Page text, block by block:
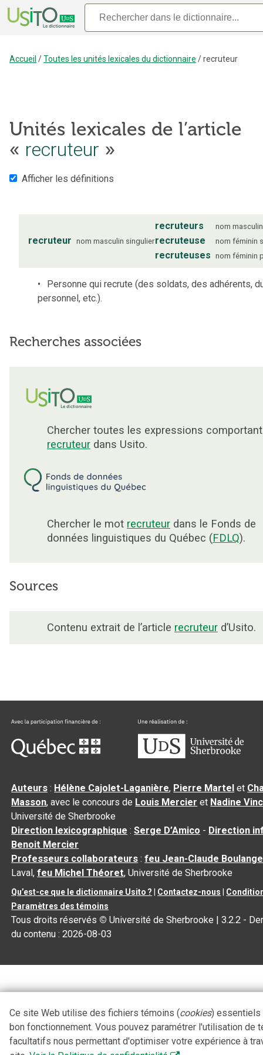
Accueil /Toutes les unités lexicales du dictionnaire /recruteur
Unités lexicales de l’article
« recruteur »
Afficher les définitions
recruteur nom masculin singulier
recruteurs nom masculin
recruteuse nom féminin
recruteuses nom féminin
Personne qui recrute (des soldats, des adhérents,
personnel, etc.).
Recherches associées
Chercher toutes les expressions
recruteur dans Usito.
Chercher le mot recruteur dans le Fonds de
données linguistiques du Québec (FDLQ).
Sources
Contenu extrait de l’article recruteur d’Usito.
Auteurs : Hélène Cajolet-Laganière, Pierre Martel et
Masson, avec le concours de Louis Mercier et Nadine
Université de Sherbrooke
Direction lexicographique :Serge D’Amico - Direction
Benoit Mercier
Professeurs collaborateurs :feu Jean-Claude
Laval,feu Michel Théoret, Université de Sherbrooke
Qu’est-ce que le dictionnaire Usito ? Contactez-nous
Paramètres des témoins
Tous droits réservés © Université de Sherbrooke |3.2.2 -
du contenu :2026-08-03
Ce site Web utilise des fichiers témoins (cookies) essentiels
bon fonctionnement. Vous pouvez paramétrer l'utilisation de
facultatifs nous permettant d'optimiser votre expérience à